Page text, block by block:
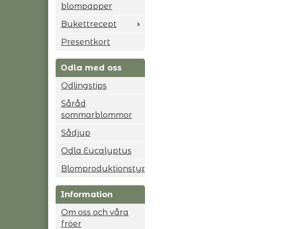
blompapper
Bukettrecept
Presentkort
Odla med oss
Odlingstips
Såråd
sommarblommor
Sådjup
Odla Eucalyptus
Blomproduktionstyp
Information
Om oss och våra
fröer